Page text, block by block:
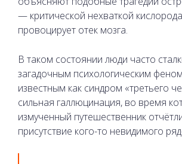
— критической нехваткой
провоцирует отек мозга.
В таком состоянии люди часто
загадочным психологическим
известным как синдром «третьего
сильная галлюцинация, во время
измученный путешественник
присутствие кого-то невидимого